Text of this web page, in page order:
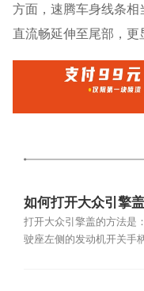
方面，速腾车身线条
直流畅延伸至尾部，更
如何打开大众引擎
打开大众引擎盖的方法是
驶座左侧的发动机开关手